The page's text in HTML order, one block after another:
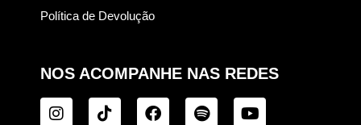
Política de Devolução
NOS ACOMPANHE NAS REDES